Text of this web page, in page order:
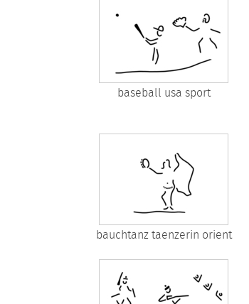
baseball usa sport
bauchtanz taenzerin orient